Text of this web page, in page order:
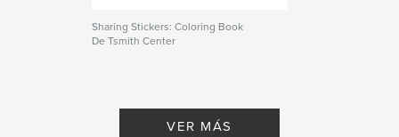
Sharing Stickers: Coloring Book
De Tsmith Center
VER MÁS